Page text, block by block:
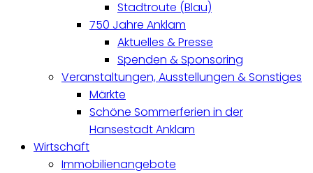
Stadtroute (Blau)
750 Jahre Anklam
Aktuelles & Presse
Spenden & Sponsoring
Veranstaltungen, Ausstellungen & Sonstiges
Märkte
Schöne Sommerferien in der
Hansestadt Anklam
Wirtschaft
Immobilienangebote